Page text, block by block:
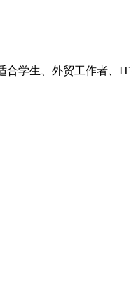
合学生、外贸工作者、IT